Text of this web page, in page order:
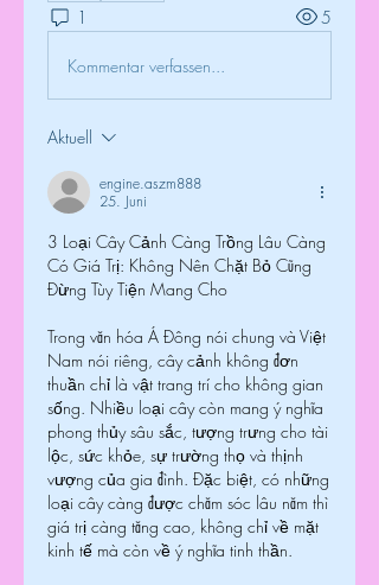
1 5
Kommentar verfassen...
Aktuell
engine.aszm888
25. Juni
3 Loại Cây Cảnh Càng Trồng Lâu Càng
Có Giá Trị: Không Nên Chặt Bỏ Cũng
Đừng Tùy Tiện Mang Cho
Trong văn hóa Á Đông nói chung và Việt
Nam nói riêng, cây cảnh không đơn
thuần chỉ là vật trang trí cho không gian
sống. Nhiều loại cây còn mang ý nghĩa
phong thủy sâu sắc, tượng trưng cho tài
lộc, sức khỏe, sự trường thọ và thịnh
vượng của gia đình. Đặc biệt, có những
loại cây càng được chăm sóc lâu năm thì
giá trị càng tăng cao, không chỉ về mặt
kinh tế mà còn về ý nghĩa tinh thần.